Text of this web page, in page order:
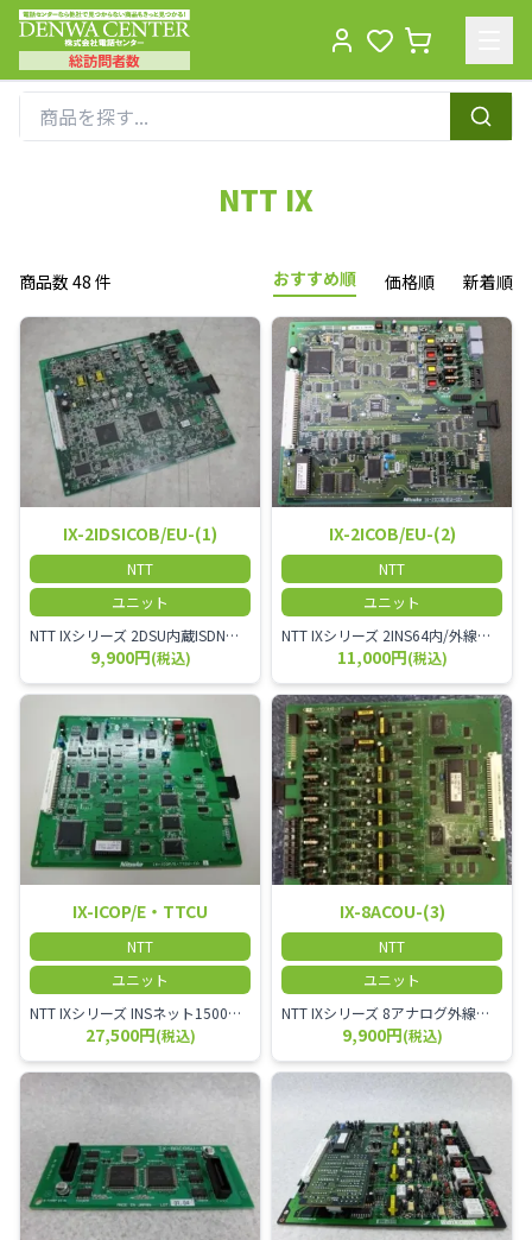
総訪問者数
NTT IX
商品数 48 件 おすすめ順 価格順 新着順
IX-2IDSICOB/EU-(1)
NTT
ユニット
NTT IXシリーズ 2DSU内蔵ISDN基本外線/内線ユニット-「1」 IX-2IDSICOB/EU-(1)
9,900円(税込)
IX-2ICOB/EU-(2)
NTT
ユニット
NTT IXシリーズ 2INS64内/外線ユニット IX-2ICOB/EU-(2)
11,000円(税込)
IX-ICOP/E・TTCU
NTT
ユニット
NTT IXシリーズ INSネット1500内/外線ユニット IX-ICOP/E・TTCU
27,500円(税込)
IX-8ACOU-(3)
NTT
ユニット
NTT IXシリーズ 8アナログ外線ユニット IX-8ACOU-(3)
9,900円(税込)